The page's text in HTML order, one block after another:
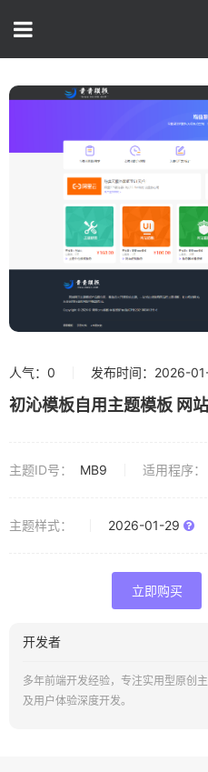
人气： 0 发布时间：2026-
初沁模板自用主题模板 网
主题ID号： MB9 适用程序：
主题样式： 2026-01-29
立即购买
开发者
多年前端开发经验，专注实用型原创
及用户体验深度开发。